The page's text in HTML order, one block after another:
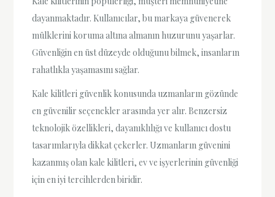
dayanmaktadır. Kullanıcılar, bu markaya güvenerek
mülklerini koruma altına almanın huzurunu yaşarlar.
Güvenliğin en üst düzeyde olduğunu bilmek, insanların
rahatlıkla yaşamasını sağlar.
Kale kilitleri güvenlik konusunda uzmanların gözünde
en güvenilir seçenekler arasında yer alır. Benzersiz
teknolojik özellikleri, dayanıklılığı ve kullanıcı dostu
tasarımlarıyla dikkat çekerler. Uzmanların güvenini
kazanmış olan kale kilitleri, ev ve işyerlerinin güvenliği
için en iyi tercihlerden biridir.